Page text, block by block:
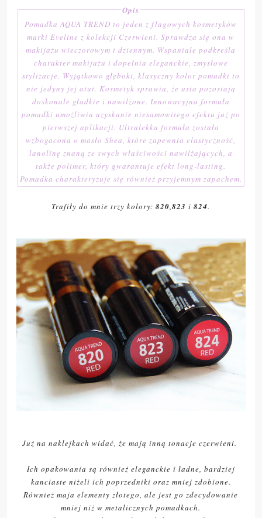
Opis
Pomadka AQUA TREND to jeden z flagowych kosmetyków
marki Eveline z kolekcji Czerwieni. Sprawdza się ona w
makijażu wieczorowym i dziennym. Wspaniale podkreśla
charakter makijażu i dopełnia eleganckie, zmysłowe
stylizacje. Wyjątkowo głęboki, klasyczny kolor pomadki to
nie jedyny jej atut. Kosmetyk sprawia, że usta pozostają
doskonale gładkie i nawilżone. Innowacyjna formuła
pomadki umożliwia uzyskanie niesamowitego efektu już po
pierwszej aplikacji. Ultralekka formuła została
wzbogacona o masło Shea, które zapewnia elastyczność,
lanolinę znaną ze swych właściwości nawilżających, a
także polimer, który gwarantuje efekt long-lasting.
Pomadka charakteryzuje się również przyjemnym zapachem.
Trafiły do mnie trzy kolory:820,823 i824.
Już na naklejkach widać, że mają inną tonacje czerwieni.
Ich opakowania są również eleganckie i ładne, bardziej
kanciaste niżeli ich poprzedniki oraz mniej zdobione.
Również maja elementy złotego, ale jest go zdecydowanie
mniej niż w metalicznych pomadkach.